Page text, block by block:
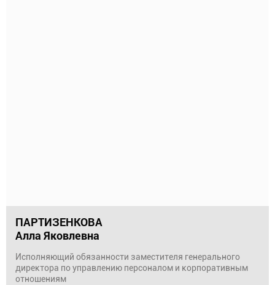
ПАРТИЗЕНКОВА
Алла Яковлевна
Исполняющий обязанности заместителя генерального
директора по управлению персоналом и корпоративным
отношениям